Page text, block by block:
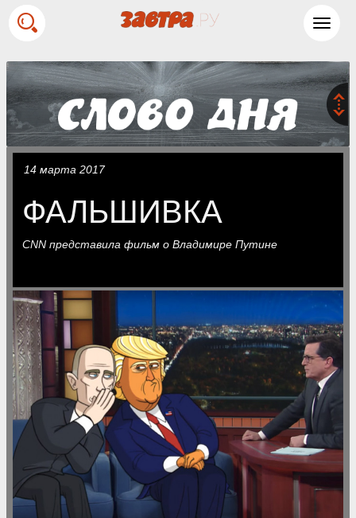
14 марта 2017
ФАЛЬШИВКА
CNN представила фильм о Владимире Путине